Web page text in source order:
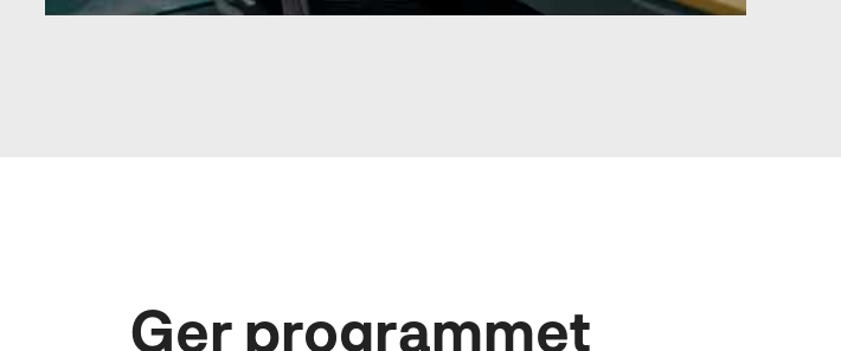
Ger programmet